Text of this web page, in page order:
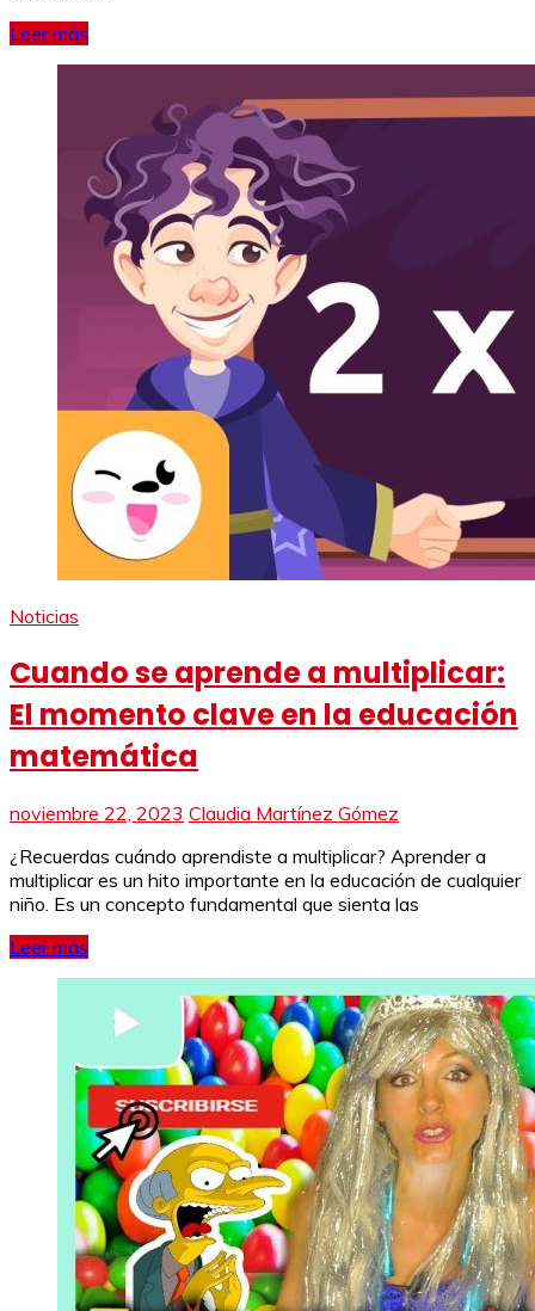
Leer más
Noticias
Cuando se aprende a multiplicar:
El momento clave en la educación
matemática
noviembre 22, 2023 Claudia Martínez Gómez
¿Recuerdas cuándo aprendiste a multiplicar? Aprender a
multiplicar es un hito importante en la educación de cualquier
niño. Es un concepto fundamental que sienta las
Leer más